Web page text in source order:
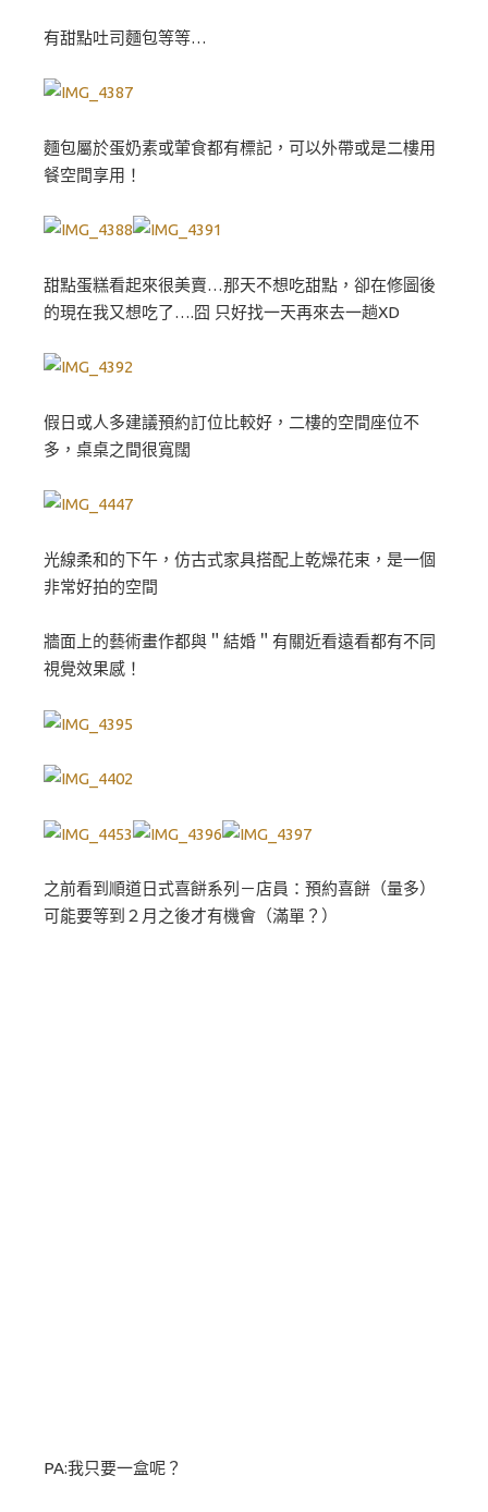
有甜點吐司麵包等等…
麵包屬於蛋奶素或葷食都有標記，可以外帶或是二樓用
餐空間享用！
甜點蛋糕看起來很美賣…那天不想吃甜點，卻在修圖後
的現在我又想吃了….囧 只好找一天再來去一趟XD
假日或人多建議預約訂位比較好，二樓的空間座位不
多，桌桌之間很寬闊
光線柔和的下午，仿古式家具搭配上乾燥花束，是一個
非常好拍的空間
牆面上的藝術畫作都與＂結婚＂有關近看遠看都有不同
視覺效果感！
之前看到順道日式喜餅系列－店員：預約喜餅（量多）
可能要等到２月之後才有機會（滿單？）
PA:我只要一盒呢？